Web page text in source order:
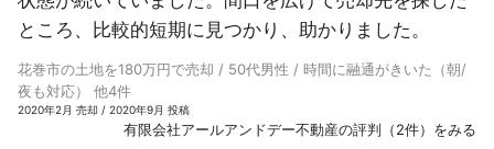
ところ、比較的短期に見つかり、助かりました。
花巻市の土地を180万円で売却 / 50代男性 / 時間に融通がきいた（朝/
夜も対応） 他4件
2020年2月 売却 / 2020年9月 投稿
有限会社アールアンドデー不動産の評判（2件）をみる